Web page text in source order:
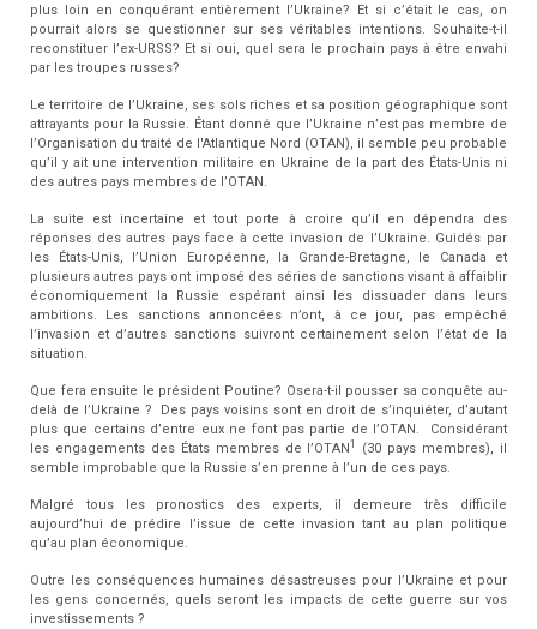
plus loin en conquérant entièrement l’Ukraine? Et si c’était le cas, on
pourrait alors se questionner sur ses véritables intentions. Souhaite-t-il
reconstituer l’ex-URSS? Et si oui, quel sera le prochain pays à être envahi
par les troupes russes?
Le territoire de l’Ukraine, ses sols riches et sa position géographique sont
attrayants pour la Russie. Étant donné que l’Ukraine n’est pas membre de
l’Organisation du traité de l'Atlantique Nord (OTAN), il semble peu probable
qu’il y ait une intervention militaire en Ukraine de la part des États-Unis ni
des autres pays membres de l’OTAN.
La suite est incertaine et tout porte à croire qu’il en dépendra des
réponses des autres pays face à cette invasion de l’Ukraine. Guidés par
les États-Unis, l’Union Européenne, la Grande-Bretagne, le Canada et
plusieurs autres pays ont imposé des séries de sanctions visant à affaiblir
économiquement la Russie espérant ainsi les dissuader dans leurs
ambitions. Les sanctions annoncées n’ont, à ce jour, pas empêché
l’invasion et d’autres sanctions suivront certainement selon l’état de la
situation.
Que fera ensuite le président Poutine? Osera-t-il pousser sa conquête au-
delà de l’Ukraine ? Des pays voisins sont en droit de s’inquiéter, d’autant
plus que certains d’entre eux ne font pas partie de l’OTAN. Considérant
les engagements des États membres de l’OTAN1
(30 pays membres), il
semble improbable que la Russie s’en prenne à l’un de ces pays.
Malgré tous les pronostics des experts, il demeure très difficile
aujourd’hui de prédire l’issue de cette invasion tant au plan politique
qu’au plan économique.
Outre les conséquences humaines désastreuses pour l’Ukraine et pour
les gens concernés, quels seront les impacts de cette guerre sur vos
investissements ?